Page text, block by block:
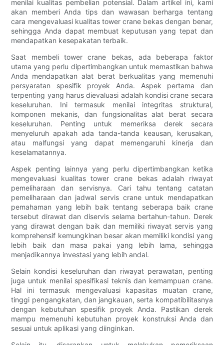
menilai kualitas pembelian potensial. Dalam artikel ini, kami
akan memberi Anda tips dan wawasan berharga tentang
cara mengevaluasi kualitas tower crane bekas dengan benar,
sehingga Anda dapat membuat keputusan yang tepat dan
mendapatkan kesepakatan terbaik.
Saat membeli tower crane bekas, ada beberapa faktor
utama yang perlu dipertimbangkan untuk memastikan bahwa
Anda mendapatkan alat berat berkualitas yang memenuhi
persyaratan spesifik proyek Anda. Aspek pertama dan
terpenting yang harus dievaluasi adalah kondisi crane secara
keseluruhan. Ini termasuk menilai integritas struktural,
komponen mekanis, dan fungsionalitas alat berat secara
keseluruhan. Penting untuk memeriksa derek secara
menyeluruh apakah ada tanda-tanda keausan, kerusakan,
atau malfungsi yang dapat memengaruhi kinerja dan
keselamatannya.
Aspek penting lainnya yang perlu dipertimbangkan ketika
mengevaluasi kualitas tower crane bekas adalah riwayat
pemeliharaan dan servisnya. Cari tahu tentang catatan
pemeliharaan dan jadwal servis crane untuk mendapatkan
pemahaman yang lebih baik tentang seberapa baik crane
tersebut dirawat dan diservis selama bertahun-tahun. Derek
yang dirawat dengan baik dan memiliki riwayat servis yang
komprehensif kemungkinan besar akan memiliki kondisi yang
lebih baik dan masa pakai yang lebih lama, sehingga
menjadikannya investasi yang lebih andal.
Selain kondisi keseluruhan dan riwayat perawatan, penting
juga untuk menilai spesifikasi teknis dan kemampuan crane.
Hal ini termasuk mengevaluasi kapasitas muatan crane,
tinggi pengangkatan, dan jangkauan, serta kompatibilitasnya
dengan kebutuhan spesifik proyek Anda. Pastikan derek
mampu memenuhi kebutuhan proyek konstruksi Anda dan
sesuai untuk aplikasi yang diinginkan.